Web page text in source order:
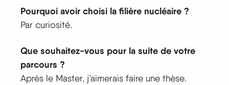
Pourquoi avoir choisi la filière nucléaire ?
Par curiosité.
Que souhaitez-vous pour la suite de votre
parcours ?
Après le Master, j’aimerais faire une thèse.